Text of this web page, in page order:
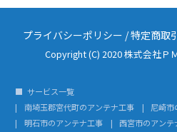
プライバシーポリシー /特定商取
Copyright (C) 2020 株式会社Ｐ
サービス一覧
南埼玉郡宮代町のアンテナ工事
尼崎市
明石市のアンテナ工事
西宮市のアンテ